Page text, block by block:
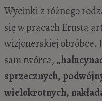
Wycinki z różnego
się w pracach Ernsta
wizjonerskiej obróbce.
sam twórca,
sprzecznych,
wielokrotnych,